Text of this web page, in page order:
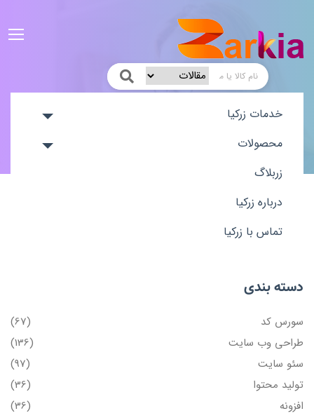
خدمات زرکیا
محصولات
زربلاگ
درباره زرکیا
تماس با زرکیا
دسته بندی
سورس کد
(67)
طراحی وب سایت
(136)
سئو سایت
(97)
تولید محتوا
(36)
افزونه
(36)